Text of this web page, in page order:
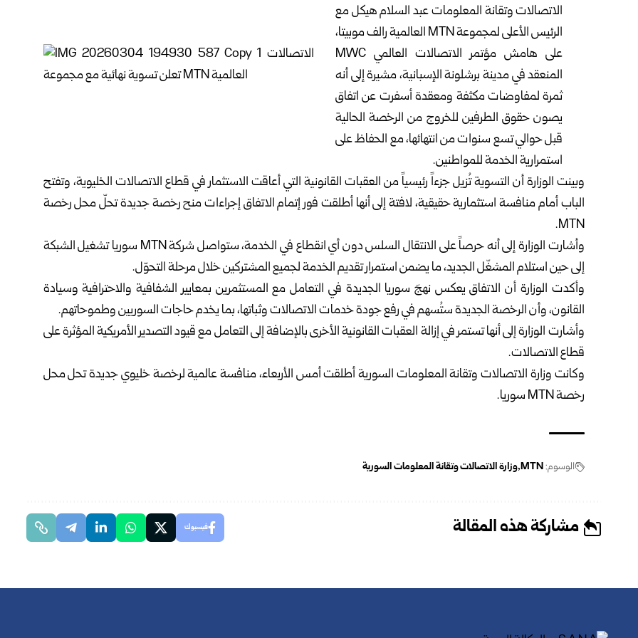
الاتصالات وتقانة المعلومات عبد السلام هيكل مع
الرئيس الأعلى لمجموعة MTN العالمية رالف موبيتا،
على هامش مؤتمر الاتصالات العالمي MWC
المنعقد في مدينة برشلونة الإسبانية، مشيرة إلى أنه
ثمرة لمفاوضات مكثفة ومعقدة أسفرت عن اتفاق
يصون حقوق الطرفين للخروج من الرخصة الحالية
قبل حوالي تسع سنوات من انتهائها، مع الحفاظ على
استمرارية الخدمة للمواطنين.
وبينت الوزارة أن التسوية تُزيل جزءاً رئيسياً من العقبات القانونية التي أعاقت الاستثمار في قطاع الاتصالات الخليوية، وتفتح
الباب أمام منافسة استثمارية حقيقية، لافتة إلى أنها أطلقت فور إتمام الاتفاق إجراءات منح رخصة جديدة تحلّ محل رخصة
MTN.
وأشارت الوزارة إلى أنه حرصاً على الانتقال السلس دون أي انقطاع في الخدمة، ستواصل شركة MTN سوريا تشغيل الشبكة
إلى حين استلام المشغّل الجديد، ما يضمن استمرار تقديم الخدمة لجميع المشتركين خلال مرحلة التحوّل.
وأكدت الوزارة أن الاتفاق يعكس نهجَ سوريا الجديدة في التعامل مع المستثمرين بمعايير الشفافية والاحترافية وسيادة
القانون، وأن الرخصة الجديدة ستُسهم في رفع جودة خدمات الاتصالات وثباتها، بما يخدم حاجات السوريين وطموحاتهم.
وأشارت الوزارة إلى أنها تستمر في إزالة العقبات القانونية الأخرى بالإضافة إلى التعامل مع قيود التصدير الأمريكية المؤثرة على
قطاع الاتصالات.
وكانت وزارة الاتصالات وتقانة المعلومات السورية أطلقت أمس الأربعاء، منافسة عالمية لرخصة خليوي جديدة تحل محل
رخصة MTN سوريا.
الوسوم:MTN وزارة الاتصالات وتقانة المعلومات السورية
مشاركة هذه المقالة فيسبوك